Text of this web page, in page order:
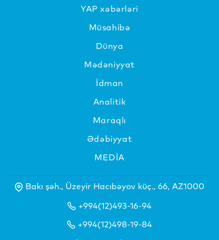
YAP xəbərləri
Müsahibə
Dünya
Mədəniyyat
İdman
Analitik
Maraqlı
Ədəbiyyat
MEDİA
Bakı şəh., Üzeyir Hacıbəyov küç., 66, AZ1000
+994(12)493-16-94
+994(12)498-19-84